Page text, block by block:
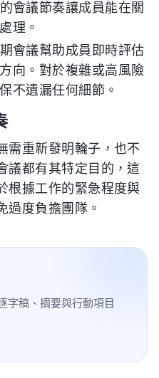
會議節奏讓成員能在關
理。
會議幫助成員即時評估
向。對於複雜或高風險
不遺漏任何細節。
需重新發明輪子，也不
議都有其特定目的，這
根據工作的緊急程度與
過度負擔團隊。
字稿、摘要與行動項目